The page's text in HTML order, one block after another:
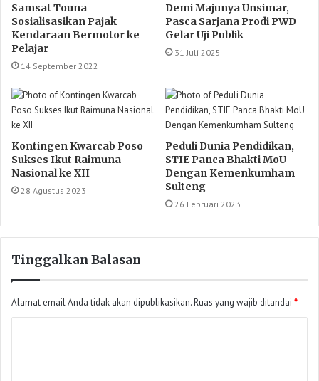
Samsat Touna
Sosialisasikan Pajak
Kendaraan Bermotor ke
Pelajar
14 September 2022
Demi Majunya Unsimar,
Pasca Sarjana Prodi PWD
Gelar Uji Publik
31 Juli 2025
Kontingen Kwarcab Poso
Sukses Ikut Raimuna
Nasional ke XII
28 Agustus 2023
Peduli Dunia Pendidikan,
STIE Panca Bhakti MoU
Dengan Kemenkumham
Sulteng
26 Februari 2023
Tinggalkan Balasan
Alamat email Anda tidak akan dipublikasikan.Ruas yang wajib ditandai *